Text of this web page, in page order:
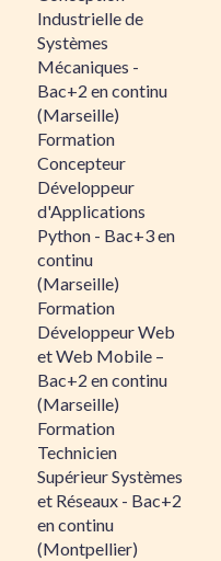
Industrielle de
Systèmes
Mécaniques -
Bac+2 en continu
(Marseille)
Formation
Concepteur
Développeur
d'Applications
Python - Bac+3 en
continu
(Marseille)
Formation
Développeur Web
et Web Mobile –
Bac+2 en continu
(Marseille)
Formation
Technicien
Supérieur Systèmes
et Réseaux - Bac+2
en continu
(Montpellier)